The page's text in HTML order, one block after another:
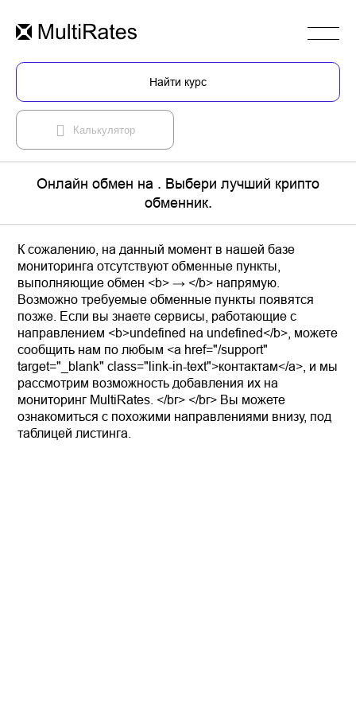
Найти курс
Калькулятор
Онлайн обмен на . Выбери лучший крипто
обменник.
К сожалению, на данный момент в нашей базе
мониторинга отсутствуют обменные пункты,
выполняющие обмен <b> → </b> напрямую.
Возможно требуемые обменные пункты появятся
позже. Если вы знаете сервисы, работающие с
направлением <b>undefined на undefined</b>, можете
сообщить нам по любым <a href="/support"
target="_blank" class="link-in-text">контактам</a>, и мы
рассмотрим возможность добавления их на
мониторинг MultiRates. </br> </br> Вы можете
ознакомиться с похожими направлениями внизу, под
таблицей листинга.